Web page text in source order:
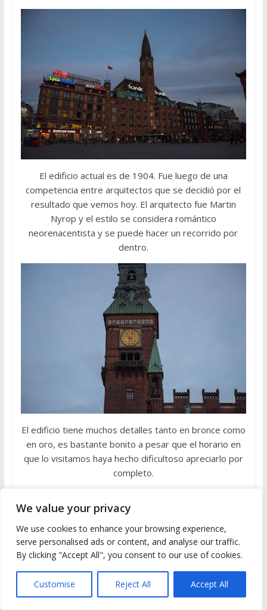
We value your privacy
We use cookies to enhance your browsing experience,
serve personalised ads or content, and analyse our traffic.
By clicking "Accept All", you consent to our use of cookies.
Customise Reject All Accept All
El edificio actual es de 1904. Fue luego de una
competencia entre arquitectos que se decidió por el
resultado que vemos hoy. El arquitecto fue Martin
Nyrop y el estilo se considera romántico
neorenacentista y se puede hacer un recorrido por
dentro.
El edificio tiene muchos detalles tanto en bronce como
en oro, es bastante bonito a pesar que el horario en
que lo visitamos haya hecho dificultoso apreciarlo por
completo.